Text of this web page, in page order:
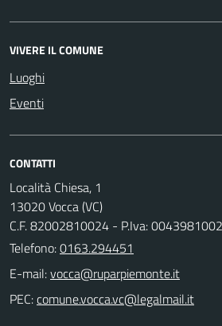
VIVERE IL COMUNE
Luoghi
Eventi
CONTATTI
Località Chiesa, 1
13020 Vocca (VC)
C.F. 82002810024 - P.Iva:
Telefono:0163.294451
E-mail:
PEC: